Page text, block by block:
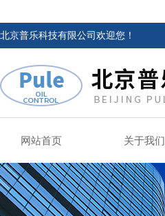
北京普乐科技有限公司欢迎您！
网站首页 关于我们